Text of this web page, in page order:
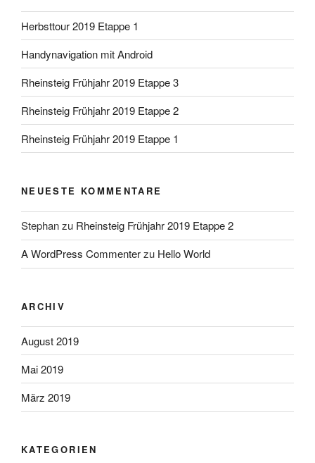
Herbsttour 2019 Etappe 1
Handynavigation mit Android
Rheinsteig Frühjahr 2019 Etappe 3
Rheinsteig Frühjahr 2019 Etappe 2
Rheinsteig Frühjahr 2019 Etappe 1
NEUESTE KOMMENTARE
Stephanzu Rheinsteig Frühjahr 2019 Etappe 2
A WordPress Commenterzu Hello World
ARCHIV
August 2019
Mai 2019
März 2019
KATEGORIEN